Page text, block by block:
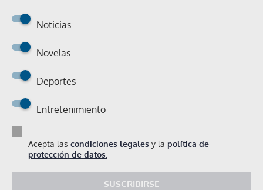
Noticias
Novelas
Deportes
Entretenimiento
Acepta las condiciones legales y la política de
protección de datos.
SUSCRIBIRSE